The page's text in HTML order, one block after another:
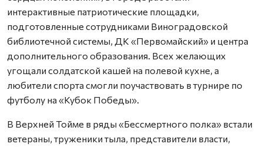
интерактивные патриотические площадки,
подготовленные сотрудниками Виноградовской
библиотечной системы, ДК «Первомайский» и центра
дополнительного образования. Всех желающих
угощали солдатской кашей на полевой кухне, а
любители спорта смогли поучаствовать в турнире по
футболу на «Кубок Победы».
В Верхней Тойме в ряды «Бессмертного полка» встали
ветераны, труженики тыла, представители власти,